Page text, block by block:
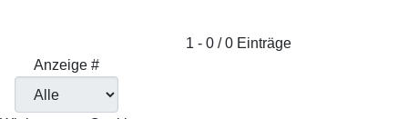
1 - 0 / 0 Einträge
Anzeige #